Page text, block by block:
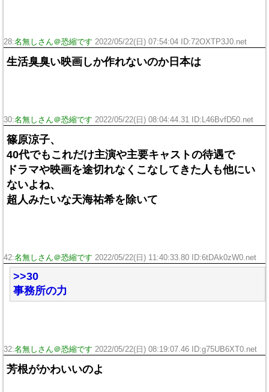
28:名無しさん＠恐縮です 2022/05/22(日) 07:54:04 ID:72OXTP3J0.net
生活臭臭い映画しか作れないのか日本は
30:名無しさん＠恐縮です 2022/05/22(日) 08:04:44.31 ID:L46BvfD50.net
篠原涼子、
40代でもこれだけ主演や主要キャストの待遇で
ドラマや映画を途切れなくこなしてきた人も他にい
ないよね、
超人みたいな天海祐希を除いて
42:名無しさん＠恐縮です 2022/05/22(日) 11:40:33.80 ID:6tDAk0zW0.net
>>30
事務所の力
32:名無しさん＠恐縮です 2022/05/22(日) 08:19:07.46 ID:g75UB6XT0.net
芳根がかわいいのよ